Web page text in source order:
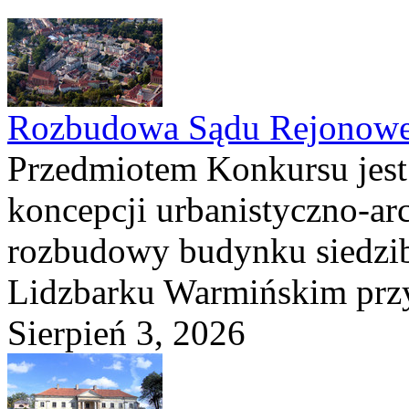
Rozbudowa Sądu
Przedmiotem Konkursu
koncepcji urbanistyczno-
rozbudowy budynku
Lidzbarku Warmińskim
Sierpień 3, 2026